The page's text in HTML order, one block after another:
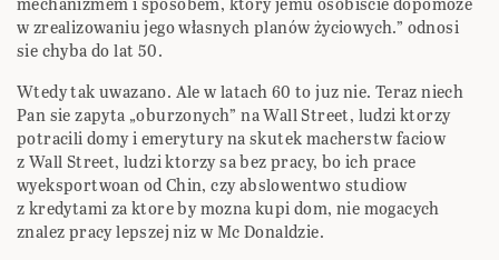
w zrealizowaniu jego własnych planów życiowych.” odnosi
sie chyba do lat 50.
Wtedy tak uwazano. Ale w latach 60 to juz nie. Teraz niech
Pan sie zapyta „oburzonych” na Wall Street, ludzi ktorzy
potracili domy i emerytury na skutek macherstw faciow
z Wall Street, ludzi ktorzy sa bez pracy, bo ich prace
wyeksportwoan od Chin, czy abslowentwo studiow
z kredytami za ktore by mozna kupi dom, nie mogacych
znalez pracy lepszej niz w Mc Donaldzie.